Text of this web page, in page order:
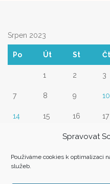
Spravovat
Používáme cookies k optimalizaci
služeb.
Srpen 2023
Po Út St Čt
1 2 3
7 8 9 10
14 15 16 17
23 24
28 29 30 31